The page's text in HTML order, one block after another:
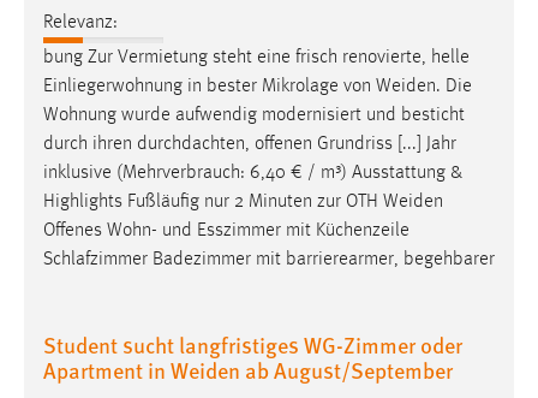
Relevanz:
bung Zur Vermietung steht eine frisch renovierte, helle
Einliegerwohnung in bester Mikrolage von Weiden. Die
Wohnung wurde aufwendig modernisiert und besticht
durch ihren durchdachten, offenen Grundriss [...] Jahr
inklusive (Mehrverbrauch: 6,40 € / m³) Ausstattung &
Highlights Fußläufig nur 2 Minuten zur OTH Weiden
Offenes Wohn- und Esszimmer mit Küchenzeile
Schlafzimmer Badezimmer mit barrierearmer, begehbarer
Student sucht langfristiges WG-Zimmer oder
Apartment in Weiden ab August/September